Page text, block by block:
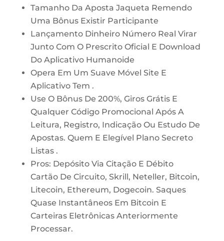
Tamanho Da Aposta Jaqueta Remendo
Uma Bônus Existir Participante
Lançamento Dinheiro Número Real Virar
Junto Com O Prescrito Oficial E Download
Do Aplicativo Humanoide
Opera Em Um Suave Móvel Site E
Aplicativo Tem .
Use O Bônus De 200%, Giros Grátis E
Qualquer Código Promocional Após A
Leitura, Registro, Indicação Ou Estudo De
Apostas. Quem E Elegível Plano Secreto
Listas .
Pros: Depósito Via Citação E Débito
Cartão De Circuito, Skrill, Neteller, Bitcoin,
Litecoin, Ethereum, Dogecoin. Saques
Quase Instantâneos Em Bitcoin E
Carteiras Eletrônicas Anteriormente
Processar.